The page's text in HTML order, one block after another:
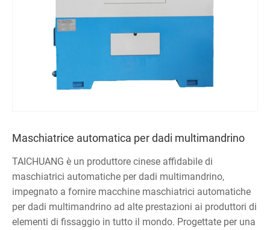
Maschiatrice automatica per dadi multimandrino
TAICHUANG è un produttore cinese affidabile di
maschiatrici automatiche per dadi multimandrino,
impegnato a fornire macchine maschiatrici automatiche
per dadi multimandrino ad alte prestazioni ai produttori di
elementi di fissaggio in tutto il mondo. Progettate per una